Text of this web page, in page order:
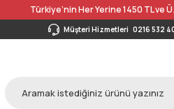
Türkiye’nin Her Yerine 1450 TL ve
Müşteri Hizmetleri 0216 532